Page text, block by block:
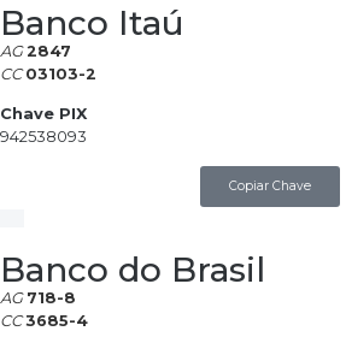
Banco Itaú
AG 2847
CC 03103-2
Chave PIX
942538093
Copiar Chave
Banco do Brasil
AG 718-8
CC 3685-4